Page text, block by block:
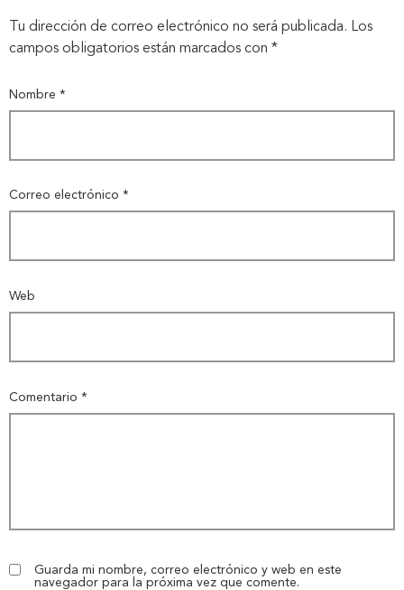
Tu dirección de correo electrónico no será publicada. Los
campos obligatorios están marcados con *
Comentario *
Nombre *
Correo electrónico *
Web
Guarda mi nombre, correo electrónico y web en este
navegador para la próxima vez que comente.